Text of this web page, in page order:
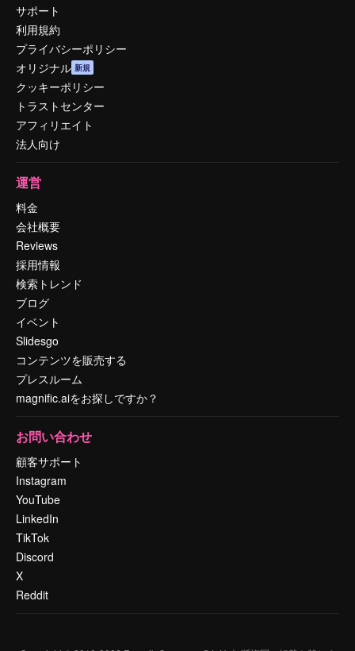
サポート
利用規約
プライバシーポリシー
オリジナル 新規
クッキーポリシー
トラストセンター
アフィリエイト
法人向け
運営
料金
会社概要
Reviews
採用情報
検索トレンド
ブログ
イベント
Slidesgo
コンテンツを販売する
プレスルーム
magnific.aiをお探しですか？
お問い合わせ
顧客サポート
Instagram
YouTube
LinkedIn
TikTok
Discord
X
Reddit